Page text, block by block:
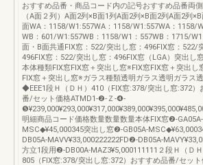
おすすめ品番・商品コード内の記号おすすめ品番両
（A面２列）A面2列×B面1列A面2列×B面2列A面2列
面WA：1158/W1:557WA：1158/W1:557WA：1158/
WB：601/W1:557WB：1158/W1：557WB：1715/
面・B面共通FIX窓：522/突出し窓：496FIX窓：522/
496FIX窓：522/突出し窓：496FIX窓（LGA）突出し窓
本体種類FIX窓FIX窓＋突出し窓※FIX窓FIX窓＋突出し
FIX窓＋突出し窓※ガラス種類透明ガラス透明ガラス
◆EEE1段Ｈ（ＤＨ）410（FIX窓:378/突出し窓:372）
番/セット価格ATMD1-❷-Ｚ-❹-
明細商品コード価格数量数量数量本体FIX窓❷-GA05A-
MSC◆¥45,000345突出し窓❷-GB05A-
DB05A-MAVV¥33,000222222FD❷-DB05A-
方立1段用❷-DB00A-MAZ3¥5,000111111２段Ｈ（ＤＨ
805（FIX窓:378/突出し窓:372）おすすめ品番/セッ